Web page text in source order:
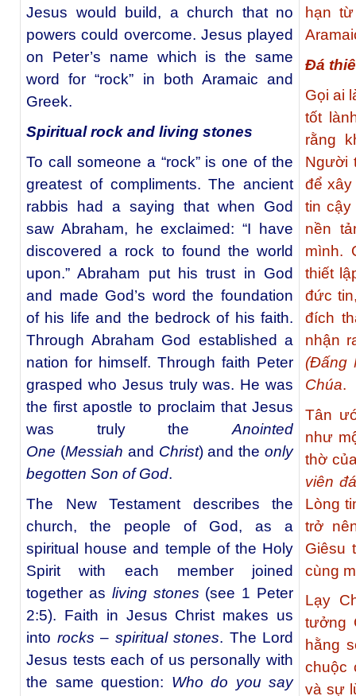
Jesus would build, a church that no
powers could overcome. Jesus played
on Peter’s name which is the same
word for “rock” in both Aramaic and
Greek.
Spiritual rock and living stones
To call someone a “rock” is one of the
greatest of compliments. The ancient
rabbis had a saying that when God
saw Abraham, he exclaimed: “I have
discovered a rock to found the world
upon.” Abraham put his trust in God
and made God’s word the foundation
of his life and the bedrock of his faith.
Through Abraham God established a
nation for himself. Through faith Peter
grasped who Jesus truly was. He was
the first apostle to proclaim that Jesus
was truly the Anointed
One (Messiah and Christ) and theonly
begotten Son of God.
The New Testament describes the
church, the people of God, as a
spiritual house and temple of the Holy
Spirit with each member joined
together as living stones (see 1 Peter
2:5). Faith in Jesus Christ makes us
into rocks – spiritual stones. The Lord
Jesus tests each of us personally with
the same question: Who do you say
hạn
Đá
Gọi ai
tốt
rằng
Người
để xây
tin cậy
nền
mình.
thiết
đức
đích
nhận
(Đấng
Chúa.
Tân
như
thờ
viên
Lòng
trở
Giêsu
cùng
Lạy
tưởng
hằng
chuộc
và sự